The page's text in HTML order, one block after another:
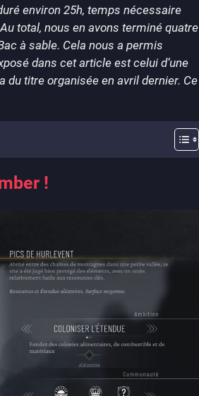
environ 25h, temps nécessaire
total, nous en avons terminé quatre
à sable. Cela nous a permis
dans cet article est celui d’une
du titre organisée en avril dernier. Ce
!